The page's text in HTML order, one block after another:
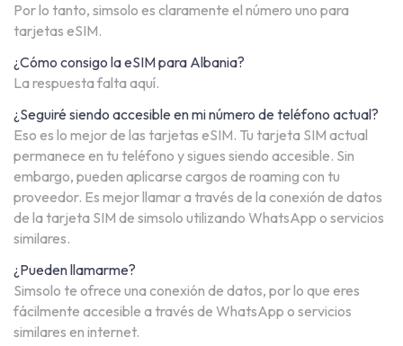
Por lo tanto, simsolo es claramente el número uno para
tarjetas eSIM.
¿Cómo consigo la eSIM para Albania?
La respuesta falta aquí.
¿Seguiré siendo accesible en mi número de teléfono actual?
Eso es lo mejor de las tarjetas eSIM. Tu tarjeta SIM actual
permanece en tu teléfono y sigues siendo accesible. Sin
embargo, pueden aplicarse cargos de roaming con tu
proveedor. Es mejor llamar a través de la conexión de datos
de la tarjeta SIM de simsolo utilizando WhatsApp o servicios
similares.
¿Pueden llamarme?
Simsolo te ofrece una conexión de datos, por lo que eres
fácilmente accesible a través de WhatsApp o servicios
similares en internet.